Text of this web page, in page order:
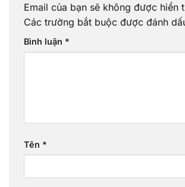
Email của bạn sẽ không được hiển
Các trường bắt buộc được đánh
Bình luận *
Tên *